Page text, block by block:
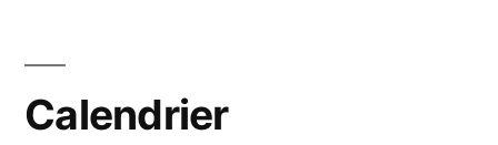
Calendrier